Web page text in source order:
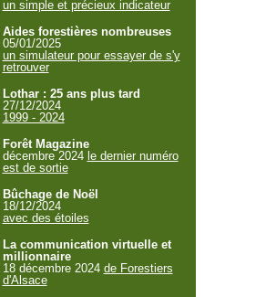
un simple et précieux indicateur
Aides forestières nombreuses
05/01/2025
un simulateur pour essayer de s'y
retrouver
Lothar : 25 ans plus tard
27/12/2024
1999 - 2024
Forêt Magazine
décembre 2024 le dernier numéro
est de sortie
Bûchage de Noël
18/12/2024
avec des étoiles
La communication virtuelle et
millionnaire
18 décembre 2024 de Forestiers
d'Alsace